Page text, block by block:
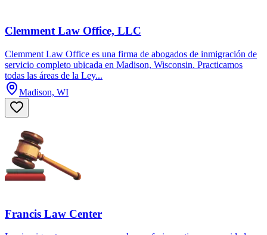
Clemment Law Office, LLC
Clemment Law Office es una firma de abogados de inmigración de
servicio completo ubicada en Madison, Wisconsin. Practicamos
todas las áreas de la Ley...
Madison, WI
Francis Law Center